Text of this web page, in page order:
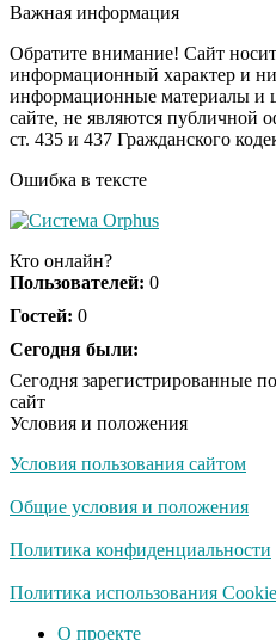
Пересмотрела 10 раз
Ролик длится пару
секунд, но вы
шоке от
Ролик из Омска: вы
Ржу не переставая,
не раз
Скрытая камера на
люди вытворяют,
Ролик длится
смеяться вы будете
Важная информация
Обратите внимание! Сайт
информационный характер и
информационные материалы и
сайте, не являются публичной
ст. 435 и 437 Гражданского
Ошибка в тексте
Кто онлайн?
Пользователей: 0
Гостей: 0
Сегодня были:
Сегодня зарегистрированные
сайт
Условия и положения
Условия пользования сайтом
Общие условия и положения
Политика конфиденциальности
Политика использования Cookie
О проекте